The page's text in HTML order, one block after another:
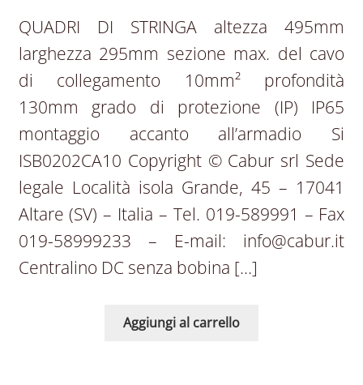
QUADRI DI STRINGA altezza 495mm
larghezza 295mm sezione max. del cavo
di collegamento 10mm² profondità
130mm grado di protezione (IP) IP65
montaggio accanto all’armadio Si
ISB0202CA10 Copyright © Cabur srl Sede
legale Località isola Grande, 45 – 17041
Altare (SV) – Italia – Tel. 019-589991 – Fax
019-58999233 – E-mail: info@cabur.it
Centralino DC senza bobina […]
Aggiungi al carrello